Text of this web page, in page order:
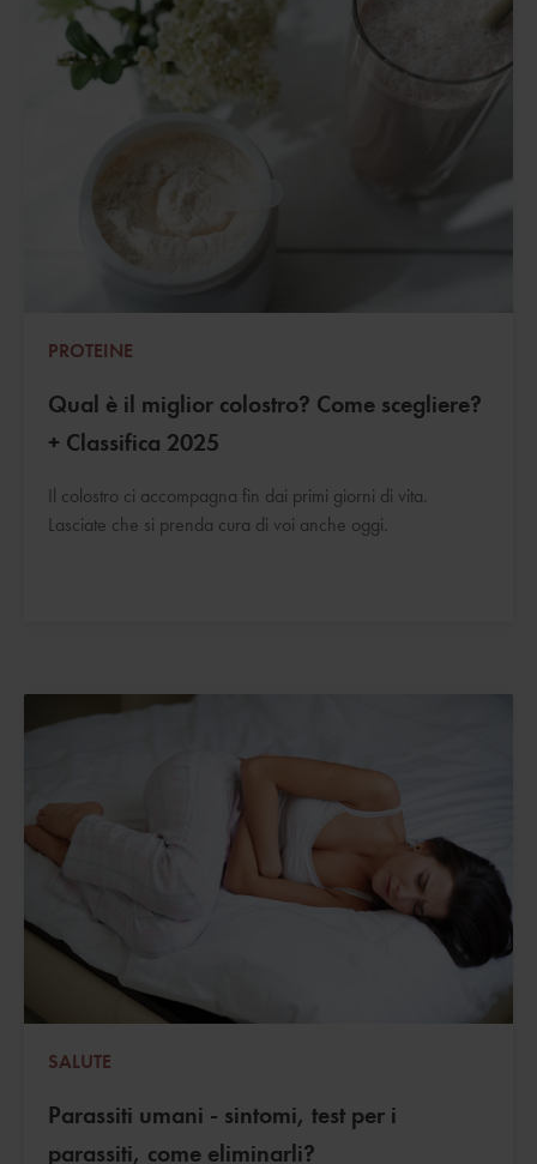
PROTEINE
Qual è il miglior colostro? Come scegliere?
+ Classifica 2025
Il colostro ci accompagna fin dai primi giorni di vita.
Lasciate che si prenda cura di voi anche oggi.
SALUTE
Parassiti umani - sintomi, test per i
parassiti, come eliminarli?